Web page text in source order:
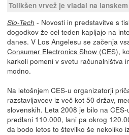
Tolikšen vrvež je vladal na
Slo-Tech - Novosti in predstavitve s
dogodkov že cel teden kapljajo na
danes. V Los Angelesu se začenja
Consumer Electronics Show (CES),
karkoli pomeni v svetu računalništva
modno.
Na letošnjem CES-u organizatorji
razstavljavcev iz več kot 50 držav,
slovenskih. Leta 2008 je bilo na
predlani 110.000, lani pa okrog
da bodo letos to številko še nekoliko